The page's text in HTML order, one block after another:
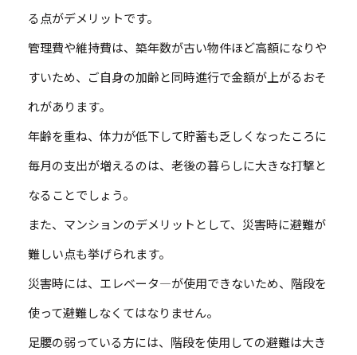
る点がデメリットです。
管理費や維持費は、築年数が古い物件ほど高額になりや
すいため、ご自身の加齢と同時進行で金額が上がるおそ
れがあります。
年齢を重ね、体力が低下して貯蓄も乏しくなったころに
毎月の支出が増えるのは、老後の暮らしに大きな打撃と
なることでしょう。
また、マンションのデメリットとして、災害時に避難が
難しい点も挙げられます。
災害時には、エレベータ―が使用できないため、階段を
使って避難しなくてはなりません。
足腰の弱っている方には、階段を使用しての避難は大き